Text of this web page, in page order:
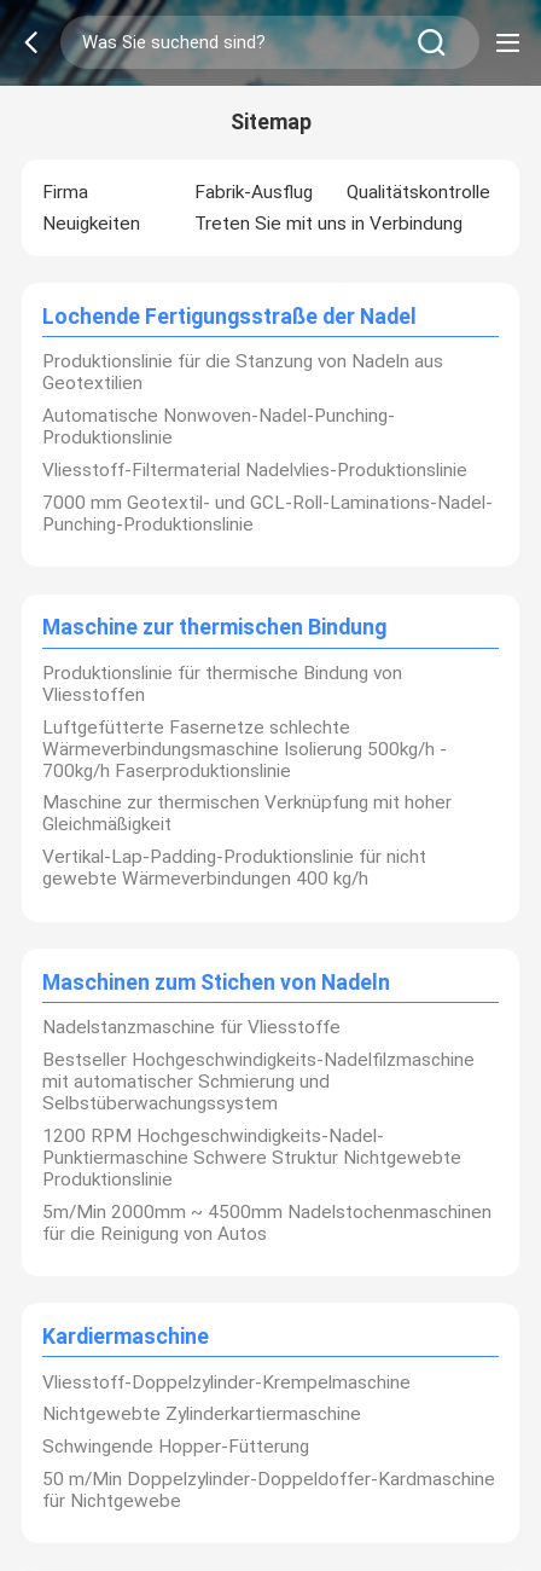
Sitemap
Firma Fabrik-Ausflug
Qualitätskontrolle
Neuigkeiten
Treten Sie mit uns in Verbindung
Lochende Fertigungsstraße der Nadel
Produktionslinie für die Stanzung von Nadeln aus
Geotextilien
Automatische Nonwoven-Nadel-Punching-
Produktionslinie
Vliesstoff-Filtermaterial Nadelvlies-Produktionslinie
7000 mm Geotextil- und GCL-Roll-Laminations-Nadel-
Punching-Produktionslinie
Maschine zur thermischen Bindung
Produktionslinie für thermische Bindung von
Vliesstoffen
Luftgefütterte Fasernetze schlechte
Wärmeverbindungsmaschine Isolierung 500kg/h -
700kg/h Faserproduktionslinie
Maschine zur thermischen Verknüpfung mit hoher
Gleichmäßigkeit
Vertikal-Lap-Padding-Produktionslinie für nicht
gewebte Wärmeverbindungen 400 kg/h
Maschinen zum Stichen von Nadeln
Nadelstanzmaschine für Vliesstoffe
Bestseller Hochgeschwindigkeits-Nadelfilzmaschine
mit automatischer Schmierung und
Selbstüberwachungssystem
1200 RPM Hochgeschwindigkeits-Nadel-
Punktiermaschine Schwere Struktur Nichtgewebte
Produktionslinie
5m/Min 2000mm ~ 4500mm Nadelstochenmaschinen
für die Reinigung von Autos
Kardiermaschine
Vliesstoff-Doppelzylinder-Krempelmaschine
Nichtgewebte Zylinderkartiermaschine
Schwingende Hopper-Fütterung
50 m/Min Doppelzylinder-Doppeldoffer-Kardmaschine
für Nichtgewebe